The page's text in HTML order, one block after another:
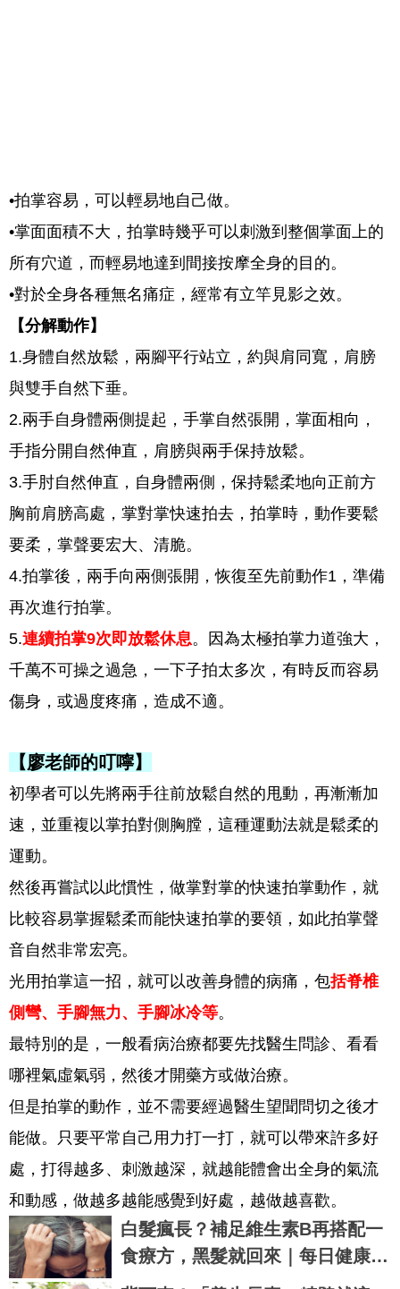
•拍掌容易，可以輕易地自己做。
•掌面面積不大，拍掌時幾乎可以刺激到整個掌面上的
所有穴道，而輕易地達到間接按摩全身的目的。
•對於全身各種無名痛症，經常有立竿見影之效。
【分解動作】
1.身體自然放鬆，兩腳平行站立，約與肩同寬，肩膀
與雙手自然下垂。
2.兩手自身體兩側提起，手掌自然張開，掌面相向，
手指分開自然伸直，肩膀與兩手保持放鬆。
3.手肘自然伸直，自身體兩側，保持鬆柔地向正前方
胸前肩膀高處，掌對掌快速拍去，拍掌時，動作要鬆
要柔，掌聲要宏大、清脆。
4.拍掌後，兩手向兩側張開，恢復至先前動作1，準備
再次進行拍掌。
5.連續拍掌9次即放鬆休息。因為太極拍掌力道強大，
千萬不可操之過急，一下子拍太多次，有時反而容易
傷身，或過度疼痛，造成不適。
【廖老師的叮嚀】
初學者可以先將兩手往前放鬆自然的甩動，再漸漸加
速，並重複以掌拍對側胸膛，這種運動法就是鬆柔的
運動。
然後再嘗試以此慣性，做掌對掌的快速拍掌動作，就
比較容易掌握鬆柔而能快速拍掌的要領，如此拍掌聲
音自然非常宏亮。
光用拍掌這一招，就可以改善身體的病痛，包括脊椎
側彎、手腳無力、手腳冰冷等。
最特別的是，一般看病治療都要先找醫生問診、看看
哪裡氣虛氣弱，然後才開藥方或做治療。
但是拍掌的動作，並不需要經過醫生望聞問切之後才
能做。只要平常自己用力打一打，就可以帶來許多好
處，打得越多、刺激越深，就越能體會出全身的氣流
和動感，做越多越能感覺到好處，越做越喜歡。
白髮瘋長？補足維生素B再搭配一
食療方，黑髮就回來｜每日健康 H
ealth